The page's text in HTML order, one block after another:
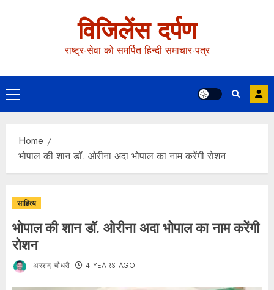
विजिलेंस दर्पण
राष्ट्र-सेवा को समर्पित हिन्दी समाचार-पत्र
Home
भोपाल की शान डॉ. ओरीना अदा भोपाल का नाम करेंगी रोशन
साहित्य
भोपाल की शान डॉ. ओरीना अदा भोपाल का नाम करेंगी
रोशन
अरशद चौधरी 4 YEARS AGO